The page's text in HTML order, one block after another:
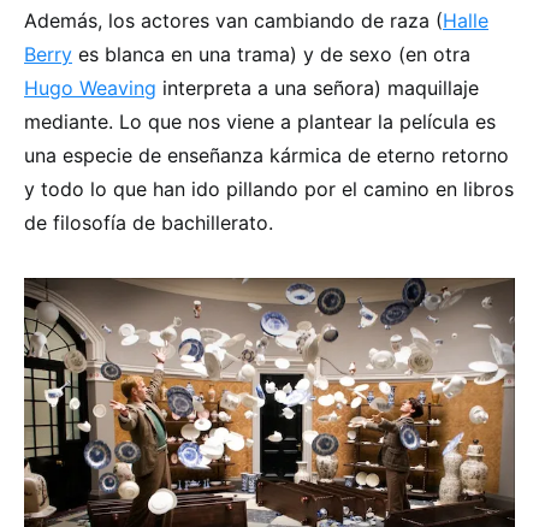
Además, los actores van cambiando de raza (Halle
Berry es blanca en una trama) y de sexo (en otra
Hugo Weaving interpreta a una señora) maquillaje
mediante. Lo que nos viene a plantear la película es
una especie de enseñanza kármica de eterno retorno
y todo lo que han ido pillando por el camino en libros
de filosofía de bachillerato.